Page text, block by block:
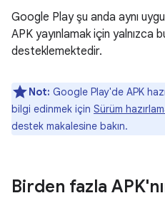
Google Play şu anda aynı
APK yayınlamak için yalnızca
desteklemektedir.
Not: Google Play'de APK
bilgi edinmek için Sürüm
destek makalesine bakın.
Birden fazla